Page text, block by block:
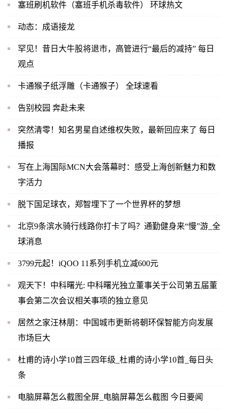
塞班刷机软件（塞班手机杀毒软件） 环球热文
动态：成语接龙
罕见！昔日大牛股将退市，高管进行“最后的减持” 每日
观点
卡通猴子纸浮雕（卡通猴子） 全球速看
告别校园 奔赴未来
突然清零！知名男星自述维权失败，最新回应来了 每日
播报
写在上海国际MCN大会落幕时：感受上海创新魅力和数
字活力
脱下国足球衣，郑智埋下了一个世界杯的梦想
北京9条滨水骑行线路你打卡了吗？通勤健身来“慢”游_全
球消息
3799元起！iQOO 11系列手机立减600元
观天下！中科曙光: 中科曙光独立董事关于公司第五届董
事会第二次会议相关事项的独立意见
居然之家汪林朋：中国城市更新将朝环保智能方向发展
市场巨大
杜甫的诗小学10首三四年级_杜甫的诗小学10首_每日头
条
电脑屏幕怎么截图全屏_电脑屏幕怎么截图 今日要闻